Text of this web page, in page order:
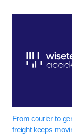
From courier to
freight keeps